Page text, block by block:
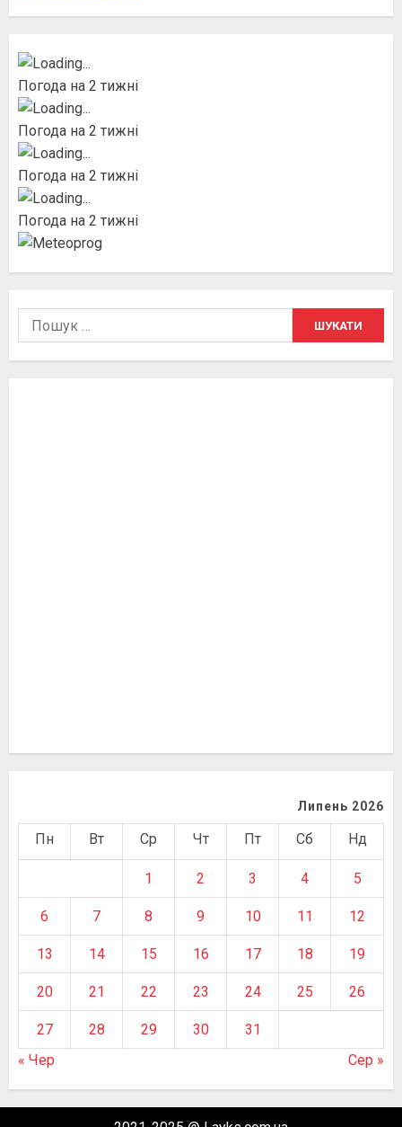
Погода на 2 тижні
Погода на 2 тижні
Погода на 2 тижні
Погода на 2 тижні
Пошук:
Липень 2026
Пн Вт Ср Чт Пт Сб Нд
1 2 3 4 5
6 7 8 9 10 11 12
13 14 15 16 17 18 19
20 21 22 23 24 25 26
27 28 29 30
31
« Чер
Сер »